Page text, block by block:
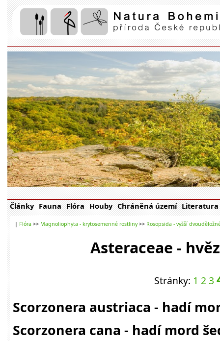
Články Fauna Flóra Houby Chráněná území Literatura
| Flóra >> Magnoliophyta - krytosemenné rostliny>> Rosopsida - vyšší
Asteraceae -
Stránky: 1 2 3
Scorzonera austriaca - hadí
Scorzonera cana - hadí mord